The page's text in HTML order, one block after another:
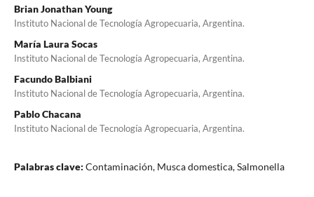
Brian Jonathan Young
Instituto Nacional de Tecnología Agropecuaria, Argentina.
María Laura Socas
Instituto Nacional de Tecnología Agropecuaria, Argentina.
Facundo Balbiani
Instituto Nacional de Tecnología Agropecuaria, Argentina.
Pablo Chacana
Instituto Nacional de Tecnología Agropecuaria, Argentina.
Palabras clave: Contaminación, Musca domestica, Salmonella